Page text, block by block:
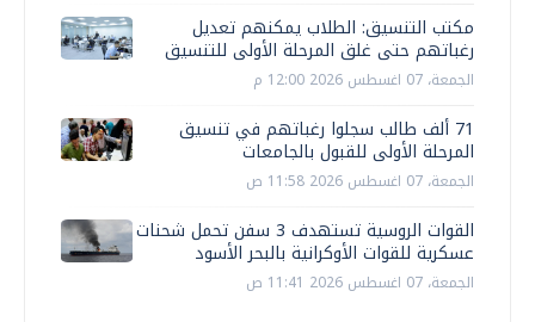
مكتب التنسيق: الطلاب يمكنهم تعديل
رغباتهم حتى غلق المرحلة الأولى للتنسيق
الجمعة، 07 اغسطس 2026 12:00 م
71 ألف طالب سجلوا رغباتهم في تنسيق
المرحلة الأولى للقبول بالجامعات
الجمعة، 07 اغسطس 2026 11:58 ص
القوات الروسية تستهدف 3 سفن تحمل شحنات
عسكرية للقوات الأوكرانية بالبحر الأسود
الجمعة، 07 اغسطس 2026 11:41 ص